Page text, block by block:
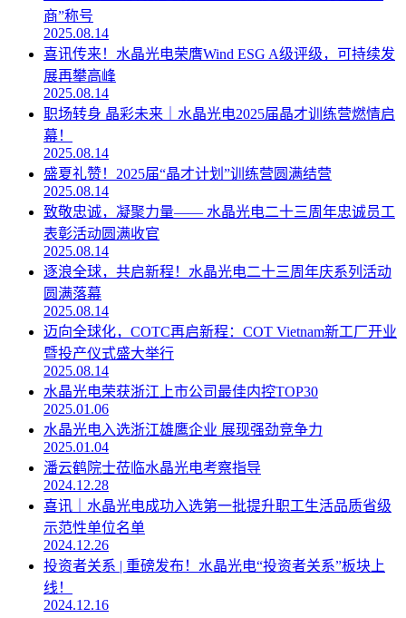
商”称号
2025.08.14
喜讯传来！水晶光电荣膺Wind ESG A级评级，可持续发
展再攀高峰
2025.08.14
职场转身 晶彩未来｜水晶光电2025届晶才训练营燃情启
幕！
2025.08.14
盛夏礼赞！2025届“晶才计划”训练营圆满结营
2025.08.14
致敬忠诚，凝聚力量—— 水晶光电二十三周年忠诚员工
表彰活动圆满收官
2025.08.14
逐浪全球，共启新程！水晶光电二十三周年庆系列活动
圆满落幕
2025.08.14
迈向全球化，COTC再启新程：COT Vietnam新工厂开业
暨投产仪式盛大举行
2025.08.14
水晶光电荣获浙江上市公司最佳内控TOP30
2025.01.06
水晶光电入选浙江雄鹰企业 展现强劲竞争力
2025.01.04
潘云鹤院士莅临水晶光电考察指导
2024.12.28
喜讯｜水晶光电成功入选第一批提升职工生活品质省级
示范性单位名单
2024.12.26
投资者关系 | 重磅发布！水晶光电“投资者关系”板块上
线！
2024.12.16